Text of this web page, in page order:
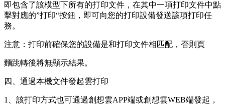
即包含了該模型下所有的打印文件，在其中一項打印文件中點
擊對應的”打印“按鈕，即可向您的打印設備發送該項打印任
務。
注意：打印前確保您的設備是和打印文件相匹配，否則頁
麵跳轉後將無顯示結果。
四、通過本機文件發起雲打印
1、該打印方式也可通過創想雲APP端或創想雲WEB端發起，